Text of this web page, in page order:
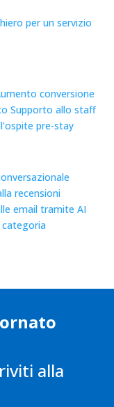
per un servizio
conversione
Supporto allo staff
pre-stay
recensioni
email tramite AI
categoria
alla